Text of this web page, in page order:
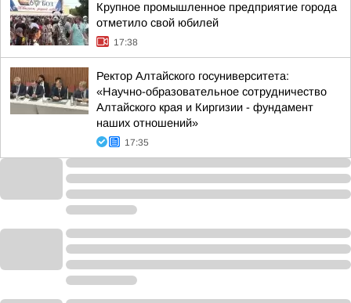
Крупное промышленное предприятие города
отметило свой юбилей
17:38
Ректор Алтайского госуниверситета:
«Научно-образовательное сотрудничество
Алтайского края и Киргизии - фундамент
наших отношений»
17:35